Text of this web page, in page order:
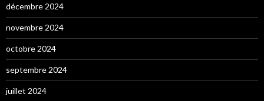
décembre 2024
novembre 2024
octobre 2024
septembre 2024
juillet 2024